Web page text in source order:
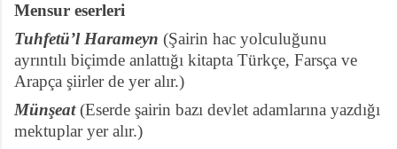
Mensur eserleri
Tuhfetü’l Harameyn (Şairin hac yolculuğunu
ayrıntılı biçimde anlattığı kitapta Türkçe, Farsça ve
Arapça şiirler de yer alır.)
Münşeat (Eserde şairin bazı devlet adamlarına yazdığı
mektuplar yer alır.)